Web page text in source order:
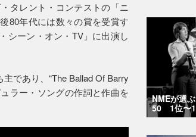
タレント・コンテストの「ニ
80年代には数々の賞を受賞す
シーン・オン・TV」に出演し
であり、“The Ballad Of Barry
ラー・ソングの作詞と作曲を
NMEが選
50 1位〜